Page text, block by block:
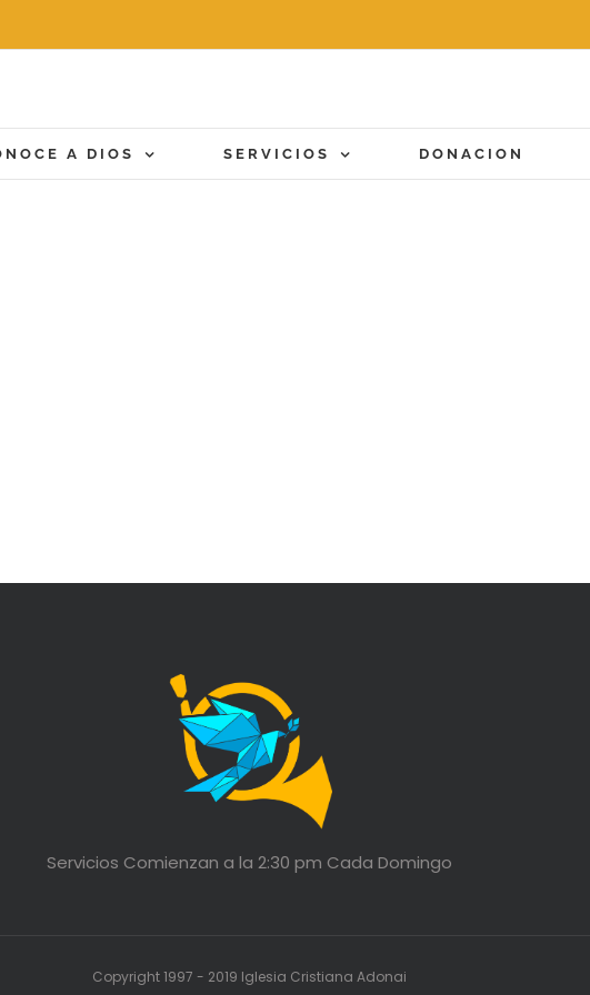
A DIOS SERVICIOS DONACION
Servicios Comienzan a la 2:30 pm Cada Domingo
Copyright 1997 - 2019 Iglesia Cristiana Adonai